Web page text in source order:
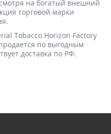
на богатый внешний
торговой марки
Tobacco Horizon Factory
по выгодным
доставка по РФ.